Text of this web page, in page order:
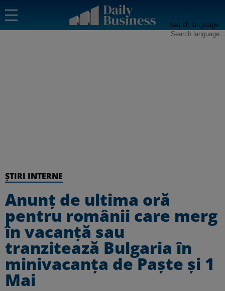
Search language
ȘTIRI INTERNE
Anunț de ultima oră
pentru românii care merg
în vacanță sau
tranzitează Bulgaria în
minivacanța de Paște și 1
Mai